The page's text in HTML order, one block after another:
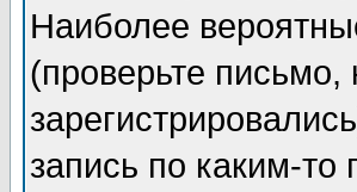
Наиболее
(проверьте письмо,
запись по каким-